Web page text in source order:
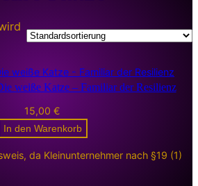
weiße Katze – Familiar der Resilienz
15,00 €
In den Warenkorb
da Kleinunternehmer nach §19 (1)